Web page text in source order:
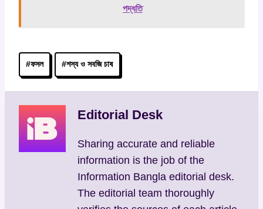
পদ্ধতি
Post
Tags:
#ফসল #শস্য ও সবজি চাষ
Editorial Desk
Sharing accurate and reliable
information is the job of the
Information Bangla editorial desk.
The editorial team thoroughly